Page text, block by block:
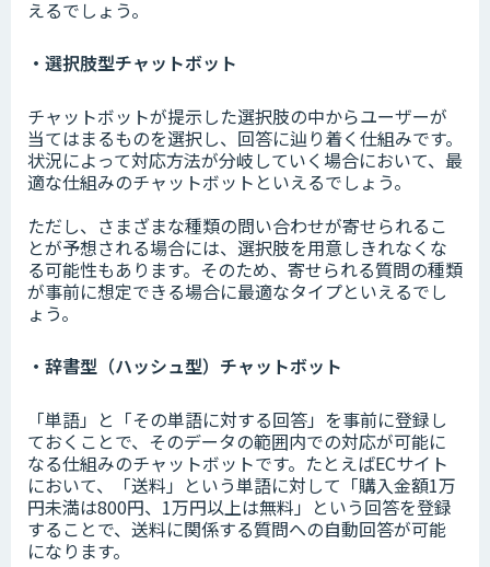
えるでしょう。
・選択肢型チャットボット
チャットボットが提示した選択肢の中からユーザーが
当てはまるものを選択し、回答に辿り着く仕組みです。
状況によって対応方法が分岐していく場合において、最
適な仕組みのチャットボットといえるでしょう。
ただし、さまざまな種類の問い合わせが寄せられるこ
とが予想される場合には、選択肢を用意しきれなくな
る可能性もあります。そのため、寄せられる質問の種類
が事前に想定できる場合に最適なタイプといえるでし
ょう。
・辞書型（ハッシュ型）チャットボット
「単語」と「その単語に対する回答」を事前に登録し
ておくことで、そのデータの範囲内での対応が可能に
なる仕組みのチャットボットです。たとえばECサイト
において、「送料」という単語に対して「購入金額1万
円未満は800円、1万円以上は無料」という回答を登録
することで、送料に関係する質問への自動回答が可能
になります。